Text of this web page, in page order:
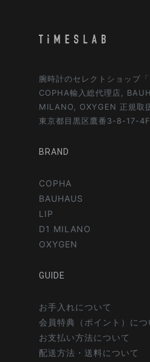
腕時計のセレクトショップ「
COPHA輸入総代理店,
MILANO, OXYGEN 正規取
東京都目黒区鷹番3-8-17-4F
BRAND
COPHA
BAUHAUS
LIP
D1 MILANO
OXYGEN
GUIDE
お手入れについて
会員特典（ポイント）につ
お支払い方法について
配送方法・送料について